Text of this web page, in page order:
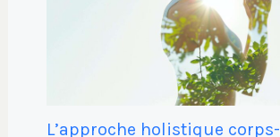
L’approche holistique